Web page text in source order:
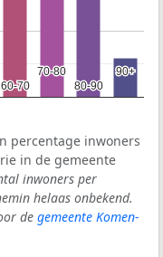
60-70
60-70
70-80
70-80
80-90
80-90
90+
90+
percentage inwoners
in de gemeente
inwoners per
helaas onbekend.
de gemeente Komen-